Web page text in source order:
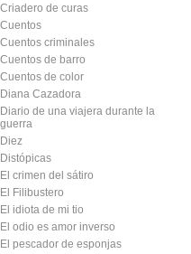
Criadero de curas
Cuentos
Cuentos criminales
Cuentos de barro
Cuentos de color
Diana Cazadora
Diario de una viajera durante la
guerra
Diez
Distópicas
El crimen del sátiro
El Filibustero
El idiota de mi tio
El odio es amor inverso
El pescador de esponjas